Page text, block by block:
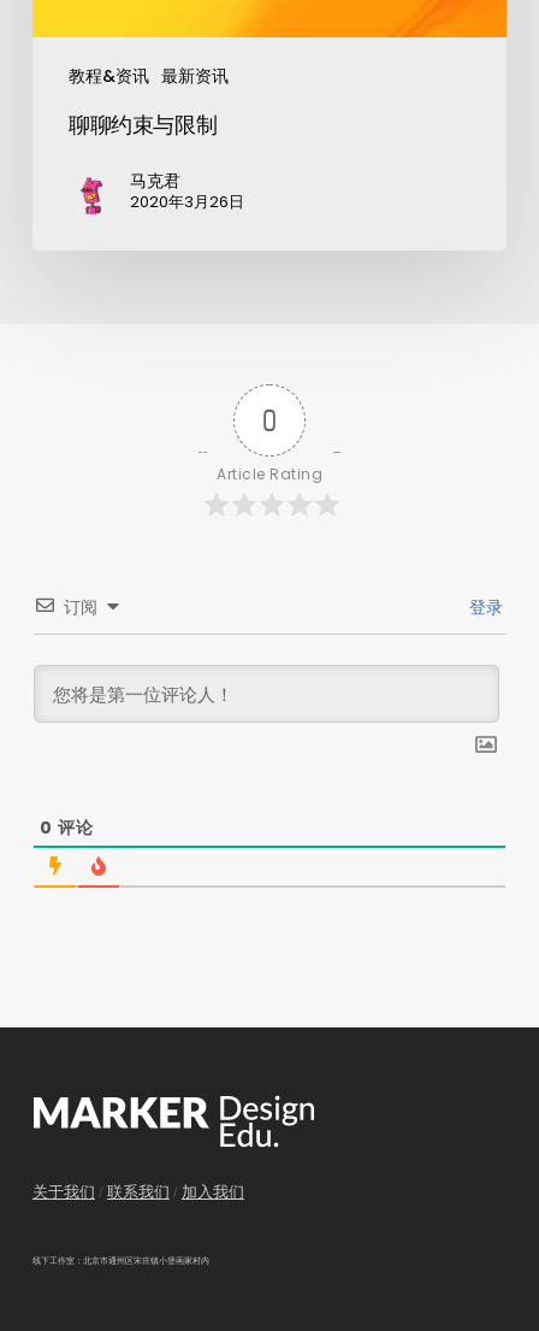
教程&资讯 最新资讯
聊聊约束与限制
马克君
2020年3月26日
0
Article Rating
订阅 登录
0 评论
关于我们 / 联系我们 / 加入我们
线下工作室：北京市通州区宋庄镇小堡画家村内